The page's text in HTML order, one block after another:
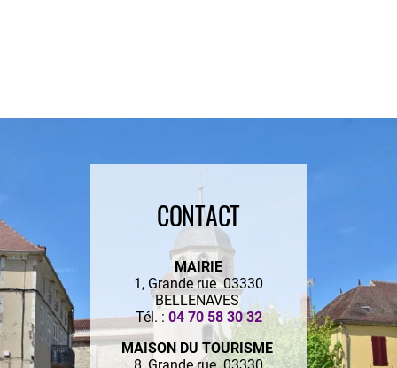
CONTACT
MAIRIE
1, Grande rue 03330
BELLENAVES
Tél. : 04 70 58 30 32
MAISON DU TOURISME